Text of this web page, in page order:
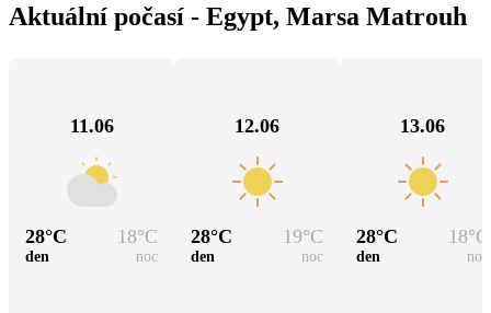
Aktuální počasí - Egypt, Marsa Matrouh
11.06
28°C 18°C
den noc
12.06
28°C 19°C
den noc
13.06
28°C 18°C
den noc